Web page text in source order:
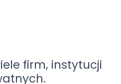
firm, instytucji